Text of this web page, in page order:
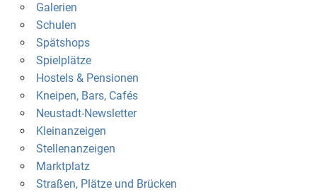
Galerien
Schulen
Spätshops
Spielplätze
Hostels & Pensionen
Kneipen, Bars, Cafés
Neustadt-Newsletter
Kleinanzeigen
Stellenanzeigen
Marktplatz
Straßen, Plätze und Brücken